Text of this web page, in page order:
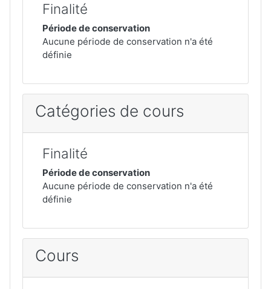
Finalité
Période de conservation
Aucune période de conservation n'a été
définie
Catégories de cours
Finalité
Période de conservation
Aucune période de conservation n'a été
définie
Cours